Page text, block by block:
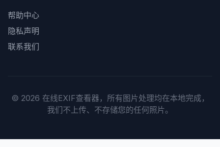
帮助中心
隐私声明
联系我们
© 2026 在线EXIF查看器 ，所有图片处理均在本地完成，
我们不上传、不存储您的任何照片。